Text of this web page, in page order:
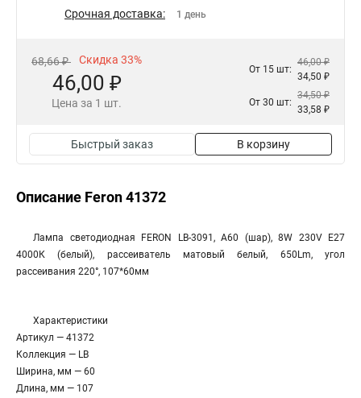
Срочная доставка: 1 день
68,66 ₽ Скидка 33%
46,00 ₽
Цена за 1 шт.
От 15 шт:
46,00 ₽
34,50 ₽
От 30 шт:
34,50 ₽
33,58 ₽
Быстрый заказ В корзину
Описание Feron 41372
Лампа светодиодная FERON LB-3091, A60 (шар), 8W 230V E27
4000К (белый), рассеиватель матовый белый, 650Lm, угол
рассеивания 220°, 107*60мм
Характеристики
Артикул — 41372
Коллекция — LB
Ширина, мм — 60
Длина, мм — 107